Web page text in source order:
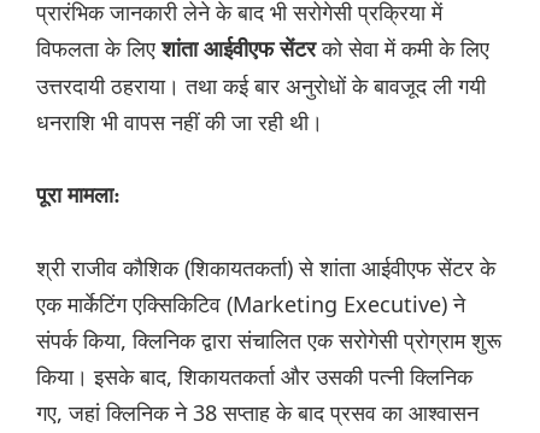
प्रारंभिक जानकारी लेने के बाद भी सरोगेसी प्रक्रिया में
विफलता के लिएशांता आईवीएफ सेंटरको सेवा में कमी के लिए
उत्तरदायी ठहराया। तथा कई बार अनुरोधों के बावजूद ली गयी
धनराशि भी वापस नहीं की जा रही थी।
पूरा मामला:
श्री राजीव कौशिक (शिकायतकर्ता) से शांता आईवीएफ सेंटर के
एक मार्केटिंग एक्सिकिटिव (Marketing Executive) ने
संपर्क किया, क्लिनिक द्वारा संचालित एक सरोगेसी प्रोग्राम शुरू
किया। इसके बाद, शिकायतकर्ता और उसकी पत्नी क्लिनिक
गए, जहां क्लिनिक ने 38 सप्ताह के बाद प्रसव का आश्वासन